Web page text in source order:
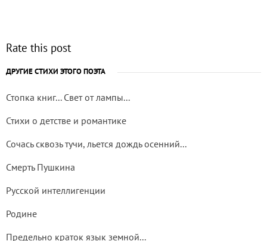
Rate this post
ДРУГИЕ СТИХИ ЭТОГО ПОЭТА
Стопка книг... Свет от лампы...
Стихи о детстве и романтике
Сочась сквозь тучи, льется дождь осенний...
Смерть Пушкина
Русской интеллигенции
Родине
Предельно краток язык земной...